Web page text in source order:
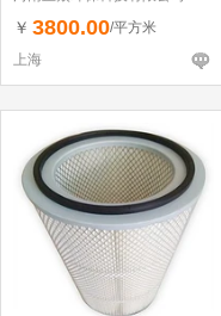
￥ 3800.00/平方米
上海